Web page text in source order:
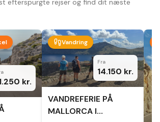
efterspurgte rejser og find dit næste
kr.
Vandring
Fra
14.150 kr.
VANDREFERIE PÅ
MALLORCA I